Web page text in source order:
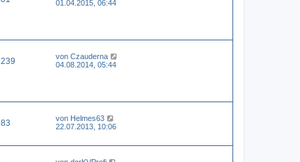
01.04.2015, 06:44
von Czauderna
04.08.2014, 05:44
von Helmes63
22.07.2013, 10:06